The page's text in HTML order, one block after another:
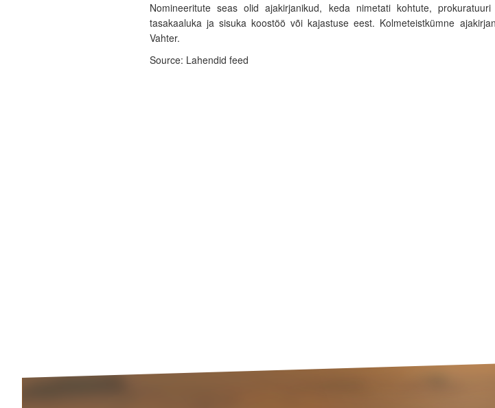
Nomineeritute seas olid ajakirjanikud, keda nimetati kohtute,
tasakaaluka ja sisuka koostöö või kajastuse eest. Kolmeteistkümne
Vahter.
Source: Lahendid feed